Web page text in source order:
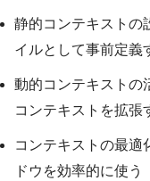
静的コンテキストの
イルとして事前定義
動的コンテキストの
コンテキストを拡張
コンテキストの最適
ドウを効率的に使う